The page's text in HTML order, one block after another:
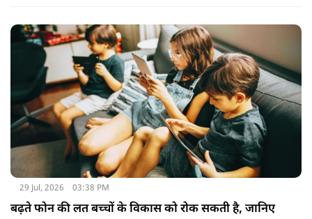
पहले से ज्यादा मुलायम महसूस होते हैं। कुछ लोग बादाम के तेल को जैतून
के तेल के साथ मिलाकर भी इस्तेमाल करते हैं। इससे बालों की देखभाल
बेहतर तरीके से होती है। हालांकि अगर बाल बहुत ज्यादा झड़ रहे हों, तो
पहले त्वचा विशेषज्ञ से सलाह लेना जरूरी है।
29 Jul, 2026 03:38 PM
बढ़ते फोन की लत बच्चों के विकास को रोक सकती है, जानिए